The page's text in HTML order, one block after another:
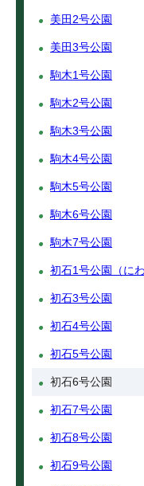
美田2号公園
美田3号公園
駒木1号公園
駒木2号公園
駒木3号公園
駒木4号公園
駒木5号公園
駒木6号公園
駒木7号公園
初石1号公園（に
初石3号公園
初石4号公園
初石5号公園
初石6号公園
初石7号公園
初石8号公園
初石9号公園